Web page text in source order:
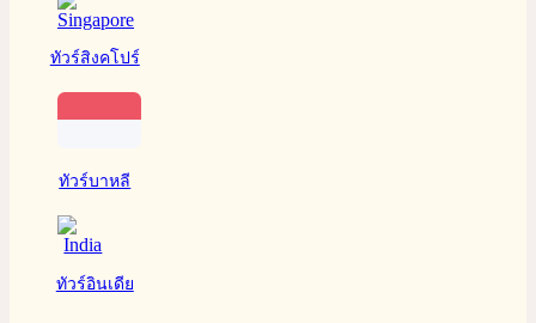
ทัวร์สิงคโปร์
ทัวร์บาหลี
ทัวร์อินเดีย